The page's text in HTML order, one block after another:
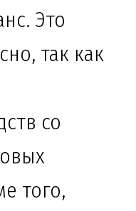
Это
так как
со
того,